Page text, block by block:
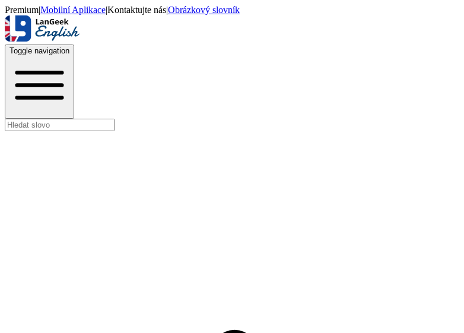
Premium|Mobilní Aplikace|Kontaktujte nás|Obrázkový slovník
Toggle navigation